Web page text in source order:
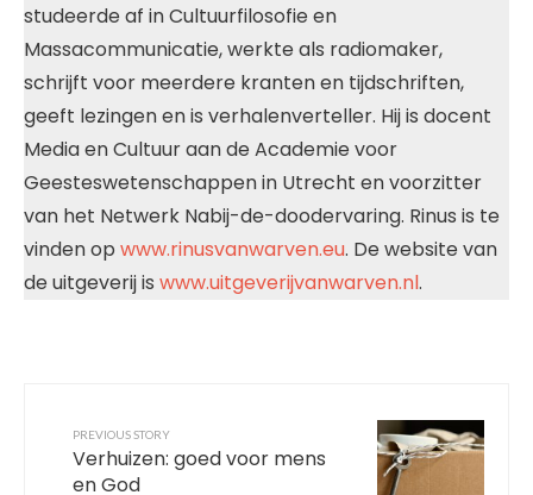
studeerde af in Cultuurfilosofie en
Massacommunicatie, werkte als radiomaker,
schrijft voor meerdere kranten en tijdschriften,
geeft lezingen en is verhalenverteller. Hij is docent
Media en Cultuur aan de Academie voor
Geesteswetenschappen in Utrecht en voorzitter
van het Netwerk Nabij-de-doodervaring. Rinus is te
vinden op www.rinusvanwarven.eu. De website van
de uitgeverij is www.uitgeverijvanwarven.nl.
PREVIOUS STORY
Verhuizen: goed voor mens
en God